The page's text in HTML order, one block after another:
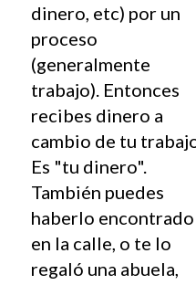
dinero, etc) por un
proceso
(generalmente
trabajo). Entonces
recibes dinero a
cambio de tu
Es "tu dinero".
También puedes
haberlo encontrado
en la calle, o te lo
regaló una abuela,